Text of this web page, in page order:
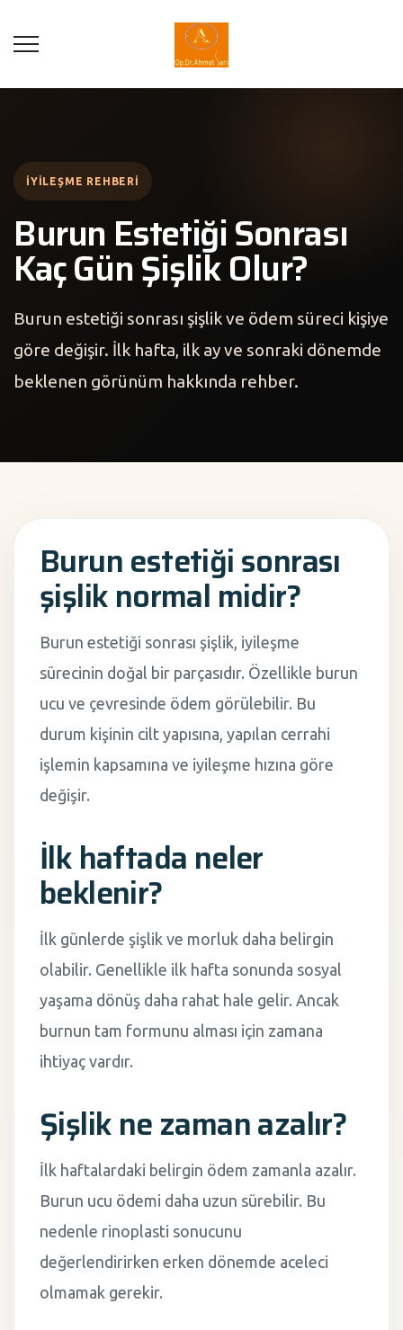
İYILEŞME REHBERI
Burun Estetiği Sonrası
Kaç Gün Şişlik Olur?
Burun estetiği sonrası şişlik ve ödem süreci kişiye
göre değişir. İlk hafta, ilk ay ve sonraki dönemde
beklenen görünüm hakkında rehber.
Burun estetiği sonrası
şişlik normal midir?
Burun estetiği sonrası şişlik, iyileşme
sürecinin doğal bir parçasıdır. Özellikle burun
ucu ve çevresinde ödem görülebilir. Bu
durum kişinin cilt yapısına, yapılan cerrahi
işlemin kapsamına ve iyileşme hızına göre
değişir.
İlk haftada neler
beklenir?
İlk günlerde şişlik ve morluk daha belirgin
olabilir. Genellikle ilk hafta sonunda sosyal
yaşama dönüş daha rahat hale gelir. Ancak
burnun tam formunu alması için zamana
ihtiyaç vardır.
Şişlik ne zaman azalır?
İlk haftalardaki belirgin ödem zamanla azalır.
Burun ucu ödemi daha uzun sürebilir. Bu
nedenle rinoplasti sonucunu
değerlendirirken erken dönemde aceleci
olmamak gerekir.